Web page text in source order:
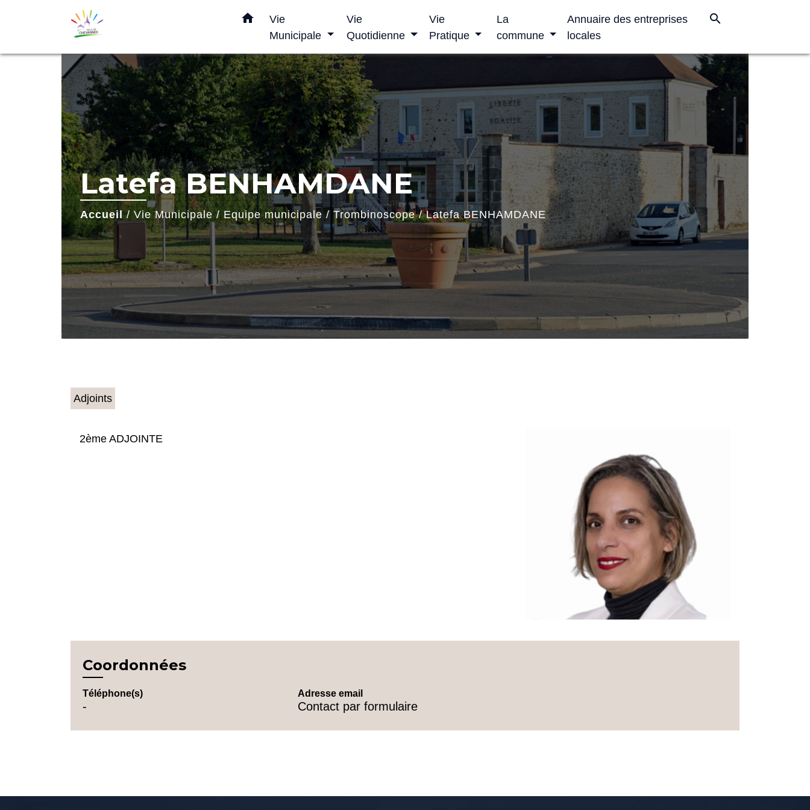
home
Vie
Municipale
Vie
Quotidienne
Vie
Pratique
La
commune
Annuaire des entreprises
locales
search
Latefa BENHAMDANE
Accueil/ Vie Municipale /Equipe municipale / Trombinoscope/Latefa BENHAMDANE
Adjoints
2ème ADJOINTE
Coordonnées
Téléphone(s)
-
Adresse email
Contact par formulaire